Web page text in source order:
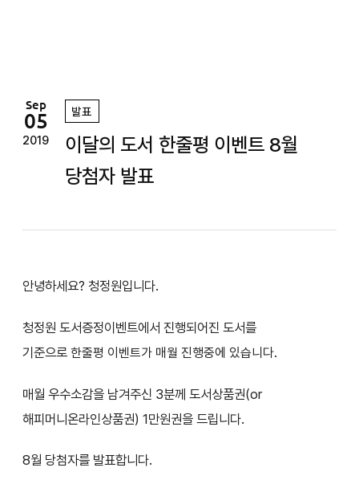
Sep
05
2019
발표
이달의 도서 한줄평 이벤트 8월
당첨자 발표
안녕하세요? 청정원입니다.
청정원 도서증정이벤트에서 진행되어진 도서를
기준으로 한줄평 이벤트가 매월 진행중에 있습니다.
매월 우수소감을 남겨주신 3분께 도서상품권(or
해피머니온라인상품권) 1만원권을 드립니다.
8월 당첨자를 발표합니다.